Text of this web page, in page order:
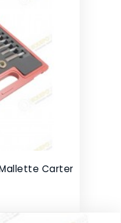
Carter